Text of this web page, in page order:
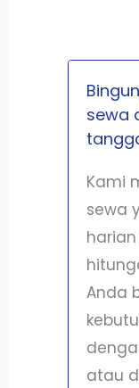
sewa
Kami
sewa
Anda
atau